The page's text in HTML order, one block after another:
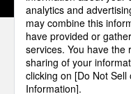
パナソニック